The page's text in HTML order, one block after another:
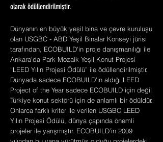
olarak ödüllendirilmiştir.
Dünyanın en büyük yeşil bina ve çevre kuruluşu
olan USGBC - ABD Yeşil Binalar Konseyi jürisi
tarafından, ECOBUILD'in proje danışmanılığı ile
Ankara'da Park Mozaik Yeşil Konut Projesi
“LEED Yılın Projesi Ödülü” ile ödüllendirilmiştir.
Dünyada sadece ECOBUILD'in aldığı LEED
Project of the Year sadece ECOBUILD için değil
Türkiye konut sektörü için de anlamlı bir ödüldür.
Onlarca farklı kriter ile verilen USGBC LEED
Yılın Projesi Ödülü, dünya çapında önemli
projeler ile yarışmıştır. ECOBUILD’in 2009